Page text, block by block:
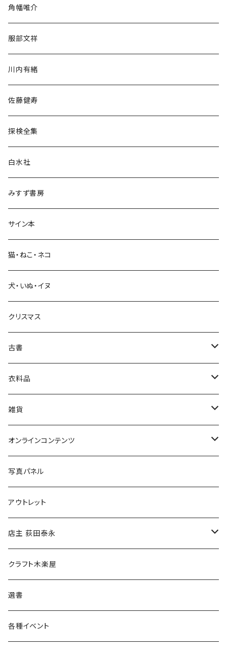
民族・風習
言語・ことば
生活・暮らし
芸術・絵画・写真
絵本・児童書
娯楽・エンターテインメント
角幡唯介
服部文祥
川内有緒
佐藤健寿
探検全集
白水社
みすず書房
サイン本
猫・ねこ・ネコ
犬・いぬ・イヌ
クリスマス
古書
古書セット
美術
衣料品
POLEWARDS
Tシャツ
雑貨
バッグ
ブックカバー
マグカップ
傘
食料品
その他
オンラインコンテンツ
冒険クロストーク
写真パネル
アウトレット
店主 荻田泰永
書籍
ウェア
クラフト木楽屋
選書
各種イベント